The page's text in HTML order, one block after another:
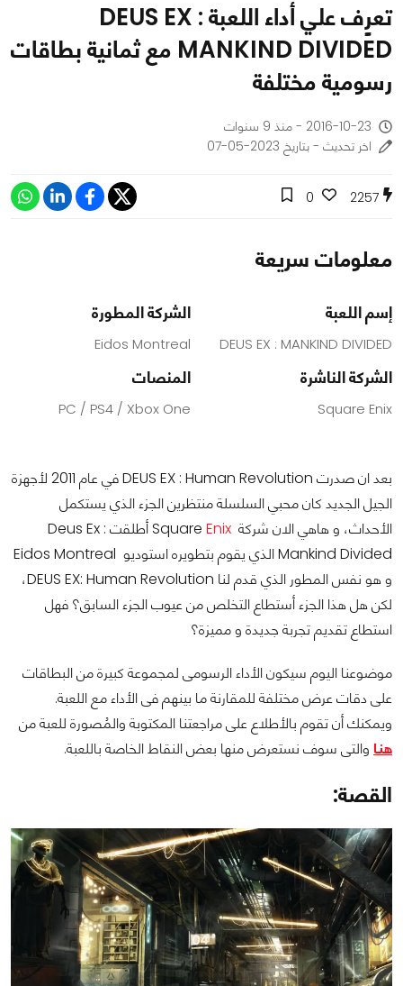
تعرٍٍٍٍِف علي أداء اللعبة DEUS EX :
MANKIND DIVIDED مع ثمانية بطاقات
رسومية مختلفة
2016-10-23 - منذ 9 سنوات
اخر تحديث - بتاريخ 2023-05-07
2257
0
معلومات سريعة
إسم اللعبة
DEUS EX : MANKIND DIVIDED
الشركة المطورة
Eidos Montreal
الشركة الناشرة
Square Enix
المنصات
PC / PS4 / Xbox One
بعد ان صدرت DEUS EX : Human Revolution في عام 2011 لأجهزة
الجيل الجديد كان محبي السلسلة منتظرين الجزء الذي يستكمل
الأحداث، و هاهي الان شركة Square Enix
أطلقت Deus Ex :
Mankind Divided الذي يقوم بتطويره استوديو Eidos Montreal
و هو نفس المطور الذي قدم لنا DEUS EX: Human Revolution،
لكن هل هذا الجزء أستطاع التخلص من عيوب الجزء السابق؟ فهل
استطاع تقديم تجربة جديدة و مميزة؟
موضوعنا اليوم سيكون الأداء الرسومى لمجموعة كبيرة من البطاقات
على دقات عرض مختلفة للمقارنة ما بينهم فى الأداء مع اللعبة.
ويمكنك أن تقوم بالأطلاع على مراجعتنا المكتوبة والمُصورة للعبة من
هنـا والتى سوف نستعرض منها بعض النقاط الخاصة باللعبة.
القصة: